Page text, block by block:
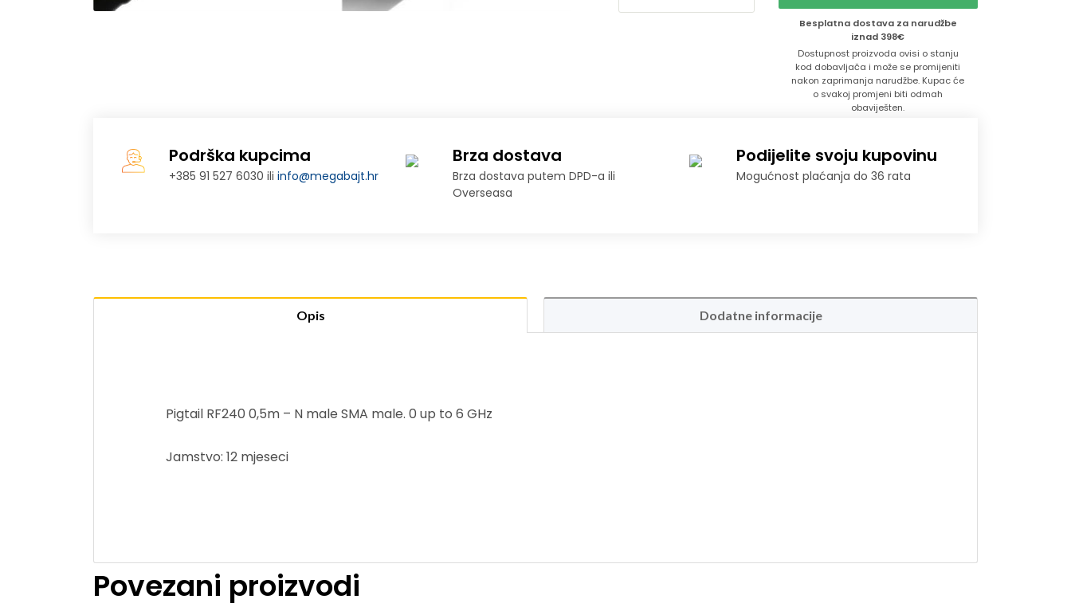
Besplatna dostava za narudžbe
iznad 398€
Dostupnost proizvoda ovisi o stanju
kod dobavljača i može se promijeniti
nakon zaprimanja narudžbe. Kupac će
o svakoj promjeni biti odmah
obaviješten.
Podrška kupcima
+385 91 527 6030 iliinfo@megabajt.hr
Brza dostava
Brza dostava putem DPD-a ili
Overseasa
Podijelite svoju kupovinu
Mogućnost plaćanja do 36 rata
Opis Dodatne informacije
Pigtail RF240 0,5m – N male SMA male. 0 up to 6 GHz
Jamstvo: 12 mjeseci
Povezani proizvodi